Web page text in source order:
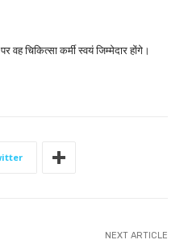
वह चिकित्सा कर्मी स्वयं जिम्मेदार होंगे।
NEXT ARTICLE